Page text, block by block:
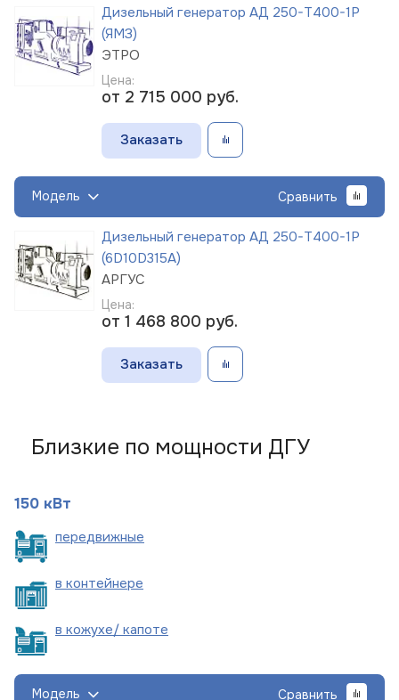
Дизельный генератор АД 250-Т400-1Р
(ЯМЗ)
ЭТРО
Цена:
от 2 715 000 руб.
Заказать
Модель Сравнить
Дизельный генератор АД 250-Т400-1Р
(6D10D315A)
АРГУС
Цена:
от 1 468 800 руб.
Заказать
Близкие по мощности ДГУ
150 кВт
передвижные
в контейнере
в кожухе/ капоте
Модель Сравнить